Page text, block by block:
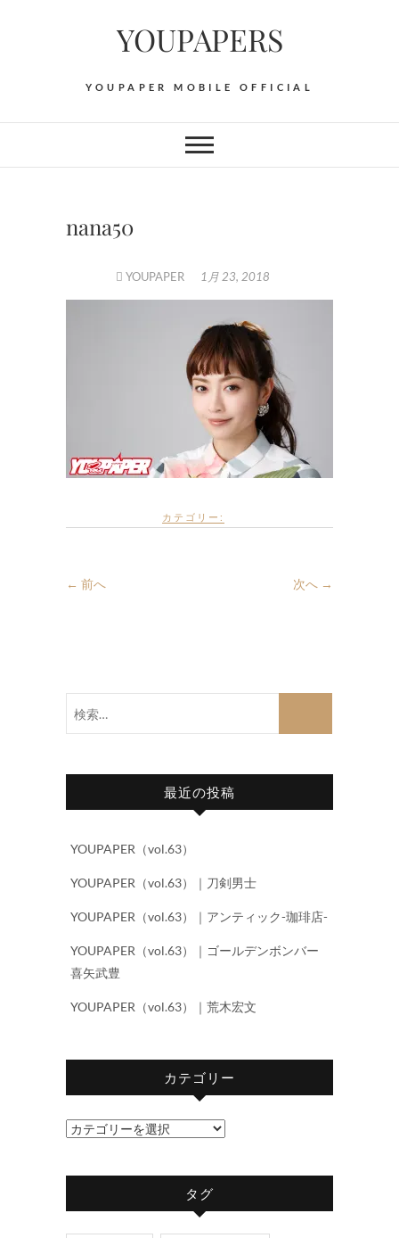
YOUPAPERS
YOUPAPER MOBILE OFFICIAL
nana50
YOUPAPER 1月 23, 2018
カテゴリー:
← 前へ 次へ →
最近の投稿
YOUPAPER（vol.63）
YOUPAPER（vol.63）｜刀剣男士
YOUPAPER（vol.63）｜アンティック-珈琲店-
YOUPAPER（vol.63）｜ゴールデンボンバー
喜矢武豊
YOUPAPER（vol.63）｜荒木宏文
カテゴリー
カ
ゴ
タグ